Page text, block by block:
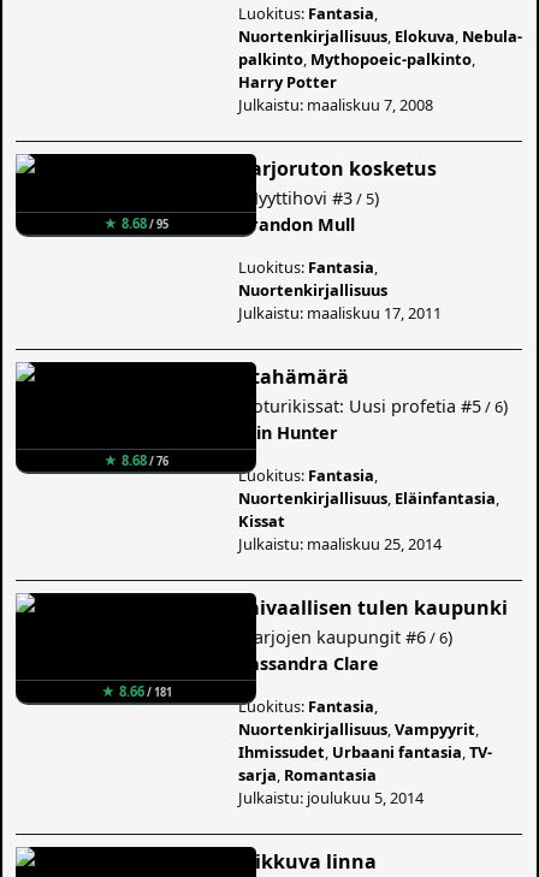
Luokitus: Fantasia
Nuortenkirjallisuus Elokuva Nebula-
palkinto Mythopoeic-palkinto
Harry Potter
Julkaistu: maaliskuu 7, 2008
★ 8.68/ 95
Varjoruton kosketus
Myyttihovi #3/ 5)
Brandon Mull
Luokitus: Fantasia
Nuortenkirjallisuus
Julkaistu: maaliskuu 17, 2011
★ 8.68/ 76
Iltahämärä
Soturikissat: Uusi profetia #5/ 6)
Erin Hunter
Luokitus: Fantasia
Nuortenkirjallisuus Eläinfantasia
Kissat
Julkaistu: maaliskuu 25, 2014
★ 8.66/ 181
Taivaallisen tulen kaupunki
Varjojen kaupungit #6/ 6)
Cassandra Clare
Luokitus: Fantasia
Nuortenkirjallisuus ,Vampyyrit
Ihmissudet Urbaani fantasia ,TV-
sarja Romantasia
Julkaistu: joulukuu 5, 2014
Liikkuva linna